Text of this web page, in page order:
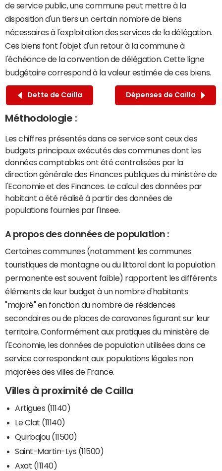
de service public, une commune peut mettre à la
disposition d'un tiers un certain nombre de biens
nécessaires à l'exploitation des services de la délégation.
Ces biens font l'objet d'un retour à la commune à
l'échéance de la convention de délégation. Cette ligne
budgétaire correspond à la valeur estimée de ces biens.
Dette de Cailla Dépenses de Cailla
Méthodologie :
Les chiffres présentés dans ce service sont ceux des
budgets principaux exécutés des communes dont les
données comptables ont été centralisées par la
direction générale des Finances publiques du ministère de
l'Economie et des Finances. Le calcul des données par
habitant a été réalisé à partir des données de
populations fournies par l'Insee.
A propos des données de population :
Certaines communes (notamment les communes
touristiques de montagne ou du littoral dont la population
permanente est souvent faible) rapportent les différents
éléments de leur budget à un nombre d'habitants
"majoré" en fonction du nombre de résidences
secondaires ou de places de caravanes figurant sur leur
territoire. Conformément aux pratiques du ministère de
l'Economie, les données de population utilisées dans ce
service correspondent aux populations légales non
majorées des villes de France.
Villes à proximité de Cailla
Artigues (11140)
Le Clat (11140)
Quirbajou (11500)
Saint-Martin-Lys (11500)
Axat (11140)